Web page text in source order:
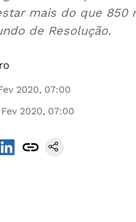
mais do que 850
de Resolução.
2020, 07:00
2020, 07:00